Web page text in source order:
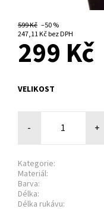
599 Kč –50 %
247,11 Kč bez DPH
299 Kč
VELIKOST
- +
Kategorie:
Materiál:
Barva:
Délka:
Délka rukávu: